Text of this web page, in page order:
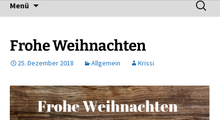
Menü
nach:
Frohe Weihnachten
25. Dezember 2018 Allgemein Krissi